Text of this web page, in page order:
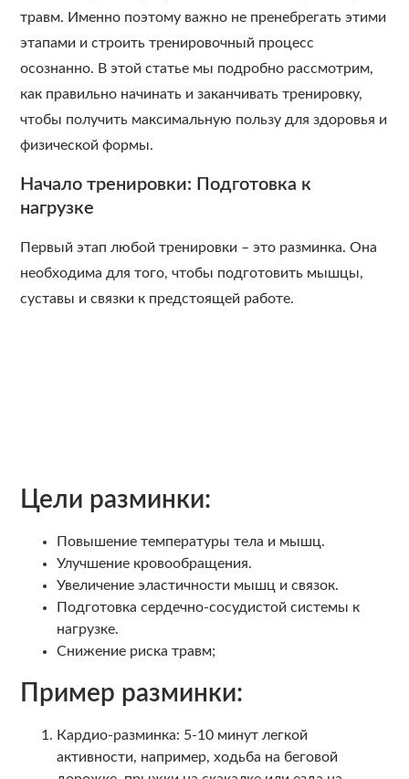
травм. Именно поэтому важно не пренебрегать этими
этапами и строить тренировочный процесс
осознанно. В этой статье мы подробно рассмотрим,
как правильно начинать и заканчивать тренировку,
чтобы получить максимальную пользу для здоровья и
физической формы.
Начало тренировки: Подготовка к
нагрузке
Первый этап любой тренировки – это разминка. Она
необходима для того, чтобы подготовить мышцы,
суставы и связки к предстоящей работе.
Цели разминки:
Повышение температуры тела и мышц.
Улучшение кровообращения.
Увеличение эластичности мышц и связок.
Подготовка сердечно-сосудистой системы к
нагрузке.
Снижение риска травм;
Пример разминки:
Кардио-разминка: 5-10 минут легкой
активности, например, ходьба на беговой